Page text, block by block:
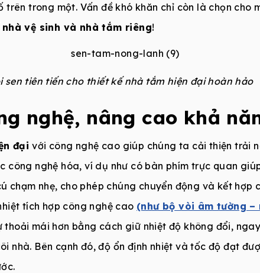
trong một. Vấn đề khó khăn chỉ còn là chọn cho
vệ sinh và nhà tắm riêng!
sen tiên tiến cho thiết kế nhà tắm hiện đại hoàn hảo
nghệ, nâng cao khả
đạivới công nghệ cao giúp chúng ta cải thiện trải
công nghệ hóa, ví dụ như có bàn phím trực quan
chạm nhẹ, cho phép chúng chuyển động và kết hợp
tích hợp công nghệ cao (như bộ vòi âm tường –
thoải mái hơn bằng cách giữ nhiệt độ không đổi,
nhà. Bên cạnh đó, độ ổn định nhiệt và tốc độ đạt